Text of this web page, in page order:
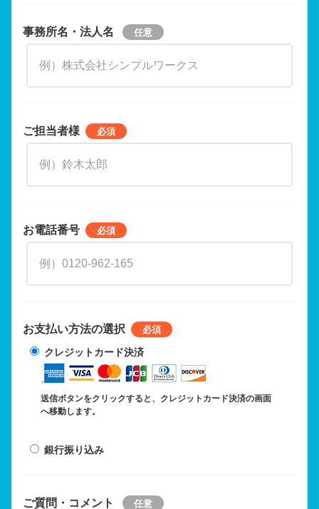
事務所名・法人名
ご担当者様
お電話番号
お支払い方法の選択
クレジットカード決済
送信ボタンをクリックすると、クレジットカード決済の画面
へ移動します。
銀行振り込み
ご質問・コメント